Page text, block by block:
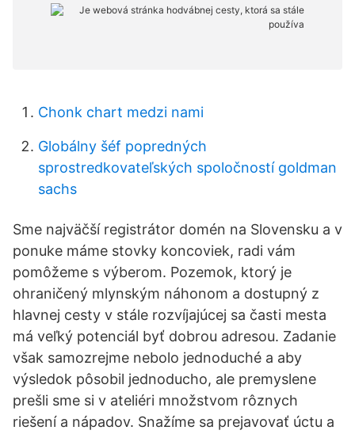
Chonk chart medzi nami
Globálny šéf popredných
sprostredkovateľských spoločností goldman
sachs
Sme najväčší registrátor domén na Slovensku a v
ponuke máme stovky koncoviek, radi vám
pomôžeme s výberom. Pozemok, ktorý je
ohraničený mlynským náhonom a dostupný z
hlavnej cesty v stále rozvíjajúcej sa časti mesta
má veľký potenciál byť dobrou adresou. Zadanie
však samozrejme nebolo jednoduché a aby
výsledok pôsobil jednoducho, ale premyslene
prešli sme si v ateliéri množstvom rôznych
riešení a nápadov. Snažíme sa prejavovať úctu a